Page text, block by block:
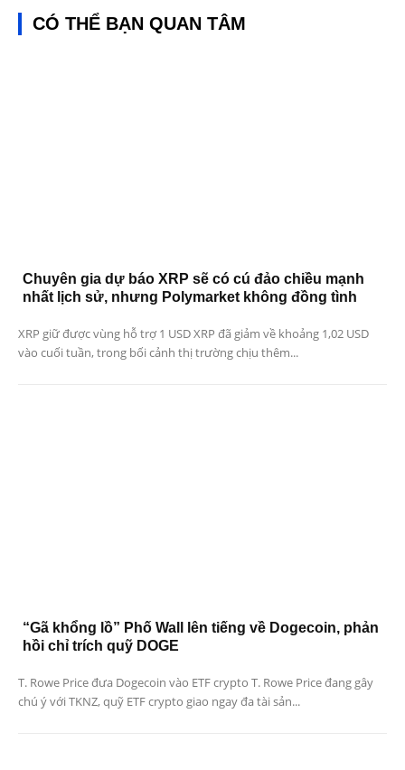
CÓ THỂ BẠN QUAN TÂM
Chuyên gia dự báo XRP sẽ có cú đảo chiều mạnh
nhất lịch sử, nhưng Polymarket không đồng tình
XRP giữ được vùng hỗ trợ 1 USD XRP đã giảm về khoảng 1,02 USD
vào cuối tuần, trong bối cảnh thị trường chịu thêm...
“Gã khổng lồ” Phố Wall lên tiếng về Dogecoin, phản
hồi chỉ trích quỹ DOGE
T. Rowe Price đưa Dogecoin vào ETF crypto T. Rowe Price đang gây
chú ý với TKNZ, quỹ ETF crypto giao ngay đa tài sản...